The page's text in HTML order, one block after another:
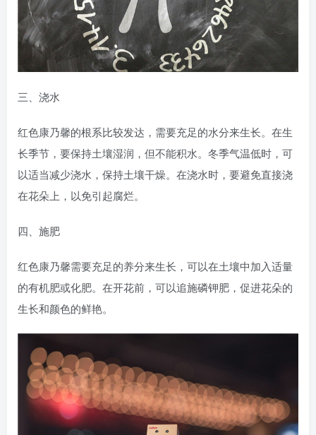
三、浇水
红色康乃馨的根系比较发达，需要充足的水分来生长。在生
长季节，要保持土壤湿润，但不能积水。冬季气温低时，可
以适当减少浇水，保持土壤干燥。在浇水时，要避免直接浇
在花朵上，以免引起腐烂。
四、施肥
红色康乃馨需要充足的养分来生长，可以在土壤中加入适量
的有机肥或化肥。在开花前，可以追施磷钾肥，促进花朵的
生长和颜色的鲜艳。